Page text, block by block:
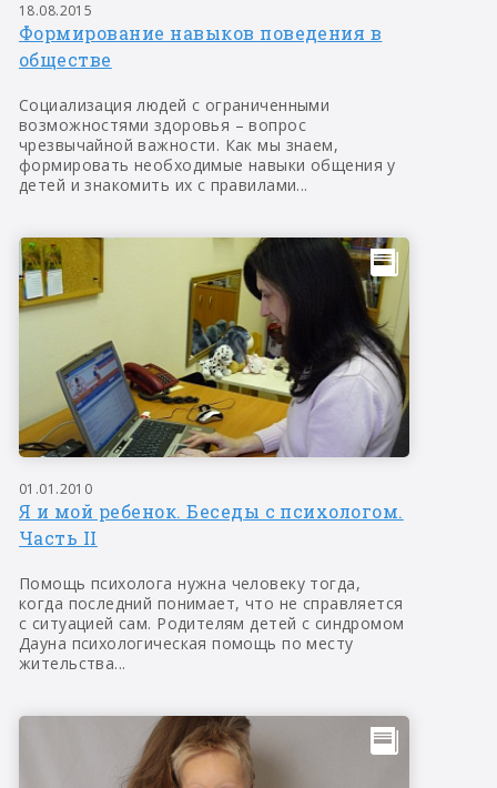
18.08.2015
Формирование навыков поведения в
обществе
Социализация людей с ограниченными
возможностями здоровья – вопрос
чрезвычайной важности. Как мы знаем,
формировать необходимые навыки общения у
детей и знакомить их с правилами...
01.01.2010
Я и мой ребенок. Беседы с психологом.
Часть II
Помощь психолога нужна человеку тогда,
когда последний понимает, что не справляется
с ситуацией сам. Родителям детей с синдромом
Дауна психологическая помощь по месту
жительства...